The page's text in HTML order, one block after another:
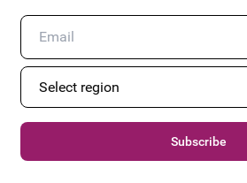
Subscribe